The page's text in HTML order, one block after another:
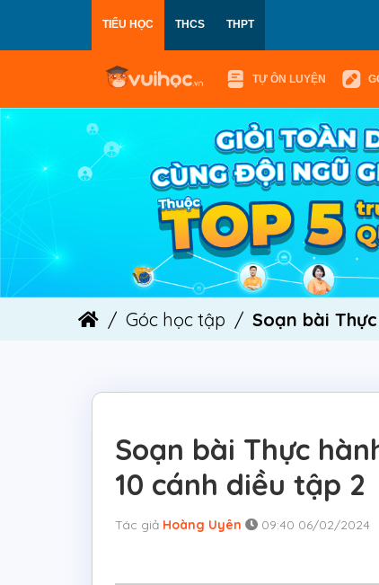
TIỂU HỌC THCS THPT
TỰ ÔN LUYỆN
Góc học tập Soạn bài
Soạn bài Thực
10 cánh diều tập 2
Tác giả Hoàng Uyên 09:40 06/02/2024